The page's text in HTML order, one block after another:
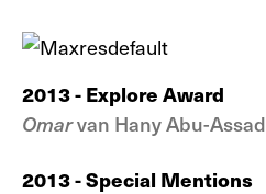
2013 - Explore Award
Omarvan Hany Abu-Assad
2013 - Special Mentions